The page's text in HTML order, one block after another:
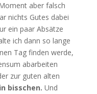
aber falsch
nichts Gutes dabei
ein paar Absätze
ich dann so lange
Tag finden werde,
abarbeiten
zur guten alten
bisschen. Und